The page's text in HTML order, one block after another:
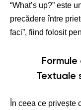
“What’s up?” este
precădere între
faci”, fiind folosit
Textuale
În ceea ce privește